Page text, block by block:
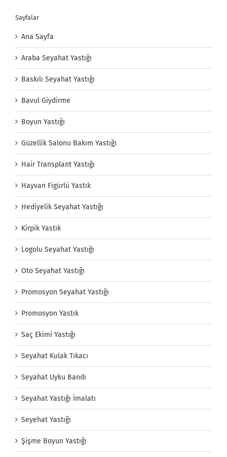
Sayfalar
Ana Sayfa
Araba Seyahat Yastığı
Baskılı Seyahat Yastığı
Bavul Giydirme
Boyun Yastığı
Güzellik Salonu Bakım Yastığı
Hair Transplant Yastığı
Hayvan Figürlü Yastık
Hediyelik Seyahat Yastığı
Kirpik Yastık
Logolu Seyahat Yastığı
Oto Seyahat Yastığı
Promosyon Seyahat Yastığı
Promosyon Yastık
Saç Ekimi Yastığı
Seyahat Kulak Tıkacı
Seyahat Uyku Bandı
Seyahat Yastığı İmalatı
Seyehat Yastığı
Şişme Boyun Yastığı